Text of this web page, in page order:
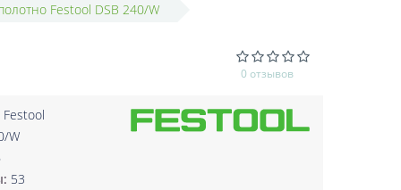
Festool DSB 240/W
0 отзывов
Festool
W
53